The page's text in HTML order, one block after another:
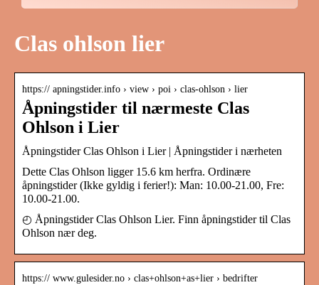
Clas ohlson lier
https:// apningstider.info › view › poi › clas-ohlson › lier
Åpningstider til nærmeste Clas
Ohlson i Lier
Åpningstider Clas Ohlson i Lier | Åpningstider i nærheten
Dette Clas Ohlson ligger 15.6 km herfra. Ordinære
åpningstider (Ikke gyldig i ferier!): Man: 10.00-21.00, Fre:
10.00-21.00.
◴ Åpningstider Clas Ohlson Lier. Finn åpningstider til Clas
Ohlson nær deg.
https:// www.gulesider.no › clas+ohlson+as+lier › bedrifter